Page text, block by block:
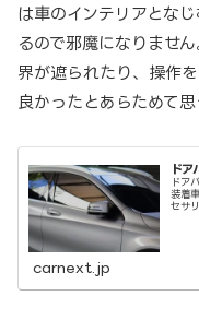
は車のインテリアとな
るので邪魔になりませ
界が遮られたり、操作
良かったとあらためて思
ド
ドア
装着
セサ
carnext.jp